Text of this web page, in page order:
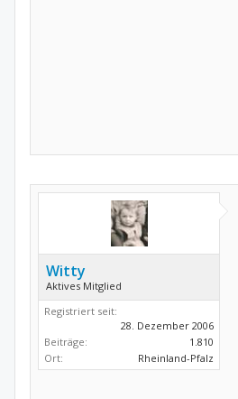
Witty
Aktives Mitglied
Registriert seit:
28. Dezember 2006
Beiträge:
1.810
Ort:
Rheinland-Pfalz